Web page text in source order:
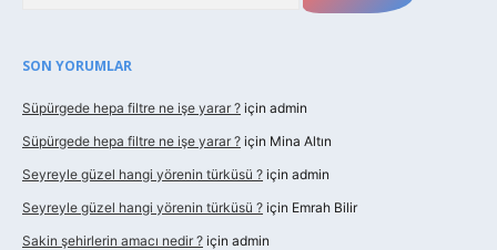
SON YORUMLAR
Süpürgede hepa filtre ne işe yarar ? için admin
Süpürgede hepa filtre ne işe yarar ? için Mina Altın
Seyreyle güzel hangi yörenin türküsü ? için admin
Seyreyle güzel hangi yörenin türküsü ? için Emrah Bilir
Sakin şehirlerin amacı nedir ? için admin